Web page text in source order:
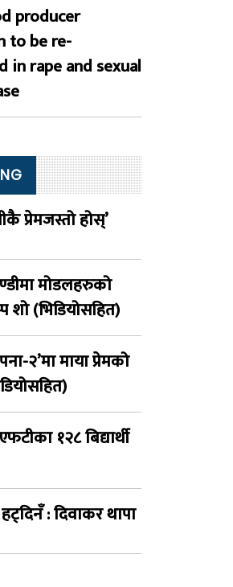
producer
to be re-
in rape and sexual
प्रेमजस्तो होस्’
मोडलहरुको
शो (भिडियोसहित)
२’मा माया प्रेमको
१२८ बिद्यार्थी
: दिवाकर थापा